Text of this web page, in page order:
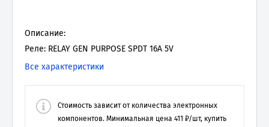
Описание:
Реле: RELAY GEN PURPOSE SPDT 16A 5V
Все характеристики
Стоимость зависит от количества электронных
компонентов. Минимальная цена 411 ₽/шт, купить